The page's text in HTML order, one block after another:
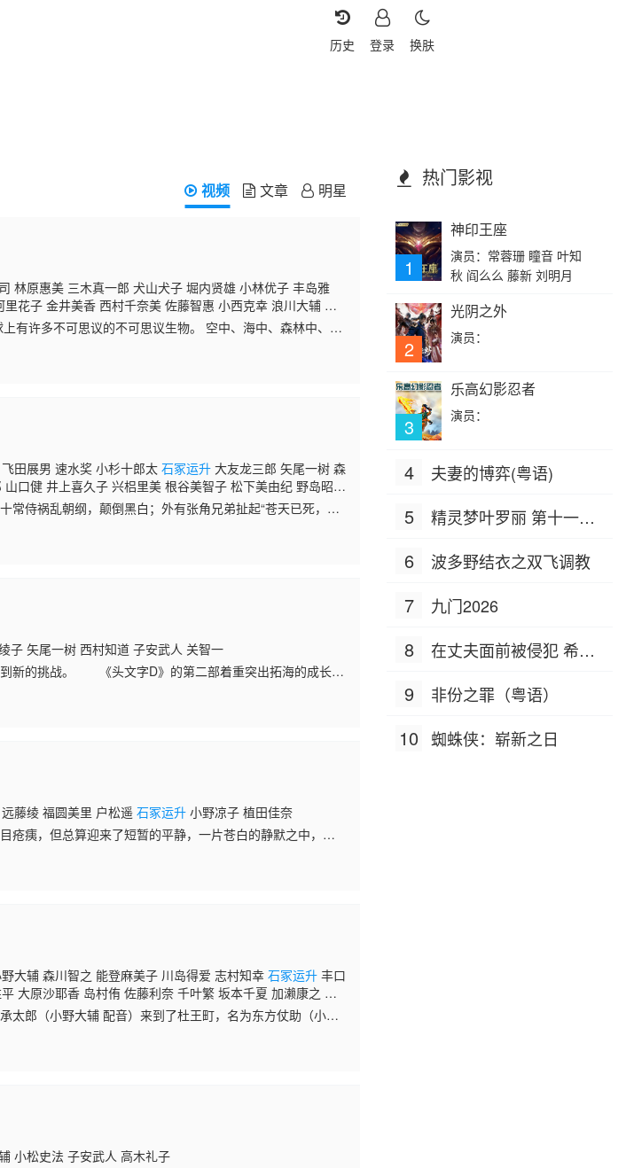
换肤
登录
历史
视频 文章 明星
林原惠美 三木真一郎 犬山犬子 堀内贤雄 小林优子 丰岛雅
里花子 金井美香 西村千奈美 佐藤智惠 小西克幸 浪川大辅 阪
间宫康弘 吉原夏希 真堂圭 福圆美里 高桥智秋 清水理沙 千
子 永井真里子 美波和嘉菜 关根有咲 光部树 游佐浩二 星祐树
有许多不可思议的不可思议生物。 空中、海中、森林中、街
小智和皮卡丘继续着他们的冒险， 追寻着成为“宝可梦大
田展男 速水奖 小杉十郎太石冢运升 大友龙三郎 矢尾一树 森
口健 井上喜久子 兴梠里美 根谷美智子 松下美由纪 野岛昭
知道 江原正士 小林通孝 岛田敏 筈见纯 中原茂 高木涉 田原
正美 佐藤智惠 安藤亚里沙 茶风林 樱井敏治 辻村真人 有本
置洋孝 泽木郁也 德丸完 河合义雄
常侍祸乱朝纲，颠倒黑白；外有张角兄弟扯起“苍天已死，黄
代权臣董卓只手遮天，引起各地豪杰的不满，交替上演群雄
子 矢尾一树 西村知道 子安武人 关智一
到新的挑战。 《头文字D》的第二部着重突出拓海的成长，
吕波山路两位老大的比拼。年轻的拓海在爱情上触了礁，在
藤绫 福圆美里 户松遥石冢运升 小野凉子 植田佳奈
疮痍，但总算迎来了短暂的平静，一片苍白的静默之中，地
停摆了。童年时代，深空彼方（金元寿子 配音）曾在一片
大辅 森川智之 能登麻美子 川岛得爱 志村知幸石冢运升 丰口
大原沙耶香 岛村侑 佐藤利奈 千叶繁 坂本千夏 加濑康之 谷
聪 下和田裕贵 滨田贤二 川田妙子 宝龟克寿 楠见尚己
太郎（小野大辅 配音）来到了杜王町，名为东方仗助（小野
要寻找的人，让承太郎没有想到的是，东方仗助拥有着和自
小松史法 子安武人 高木礼子
热门影视
1
神印王座
演员：常蓉珊 瞳音 叶知
秋 阎么么 藤新 刘明月
2
光阴之外
演员：
3
乐高幻影忍者
演员：
4 夫妻的博弈(粤语)
5
精灵梦叶罗丽 第十一季
6 波多野结衣之双飞调教
7 九门2026
8
在丈夫面前被侵犯 希岛
9 非份之罪（粤语）
10 蜘蛛侠：崭新之日